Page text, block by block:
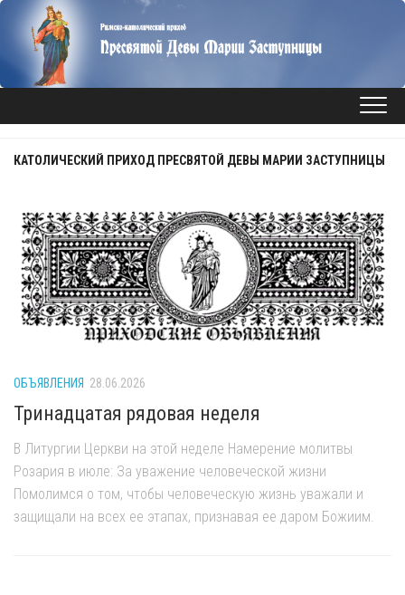
Перейти
содержанию
КАТОЛИЧЕСКИЙ ПРИХОД ПРЕСВЯТОЙ ДЕВЫ МАРИИ ЗАСТУПНИЦЫ
ОБЪЯВЛЕНИЯ 28.06.2026
Тринадцатая рядовая неделя
В Литургии Церкви на этой неделе Намерение молитвы
Розария в июле: За уважение человеческой жизни
Помолимся о том, чтобы человеческую жизнь уважали и
защищали на всех ее этапах, признавая ее даром Божиим.